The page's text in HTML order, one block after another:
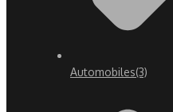
Automobiles(3)